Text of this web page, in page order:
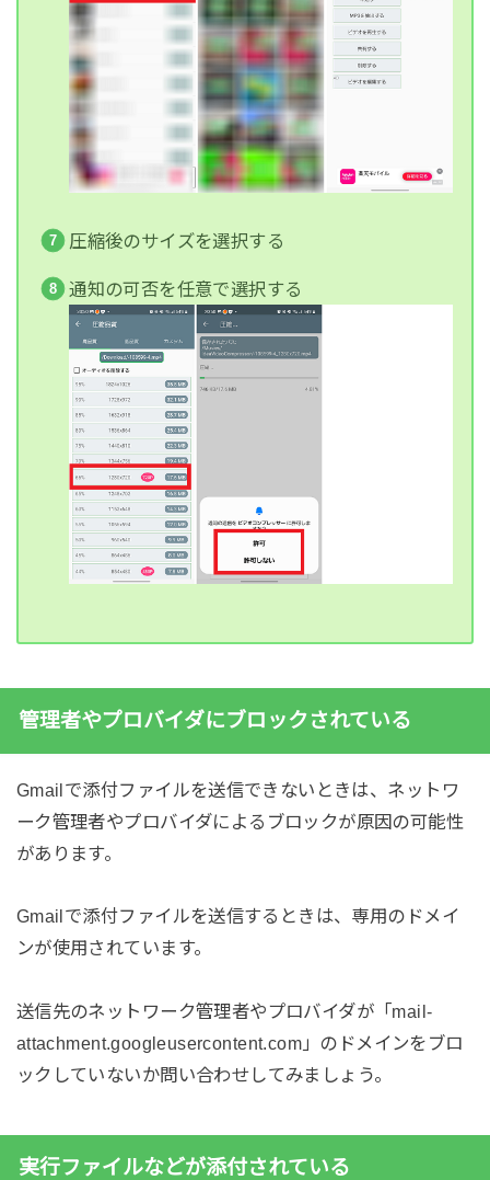
圧縮後のサイズを選択する
通知の可否を任意で選択する
管理者やプロバイダにブロックされている
Gmailで添付ファイルを送信できないときは、ネットワ
ーク管理者やプロバイダによるブロックが原因の可能性
があります。
Gmailで添付ファイルを送信するときは、専用のドメイ
ンが使用されています。
送信先のネットワーク管理者やプロバイダが「mail-
attachment.googleusercontent.com」のドメインをブロ
ックしていないか問い合わせしてみましょう。
実行ファイルなどが添付されている